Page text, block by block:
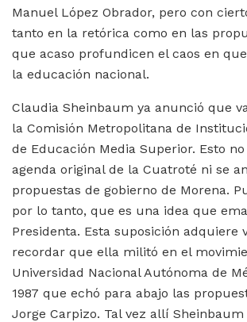
Manuel López Obrador, pero con
tanto en la retórica como en las
que acaso profundicen el caos en
la educación nacional.
Claudia Sheinbaum ya anunció que
la Comisión Metropolitana de
de Educación Media Superior. Esto
agenda original de la Cuatroté ni se
propuestas de gobierno de Morena.
por lo tanto, que es una idea que
Presidenta. Esta suposición adquiere
recordar que ella militó en el
Universidad Nacional Autónoma de
1987 que echó para abajo las
Jorge Carpizo. Tal vez allí